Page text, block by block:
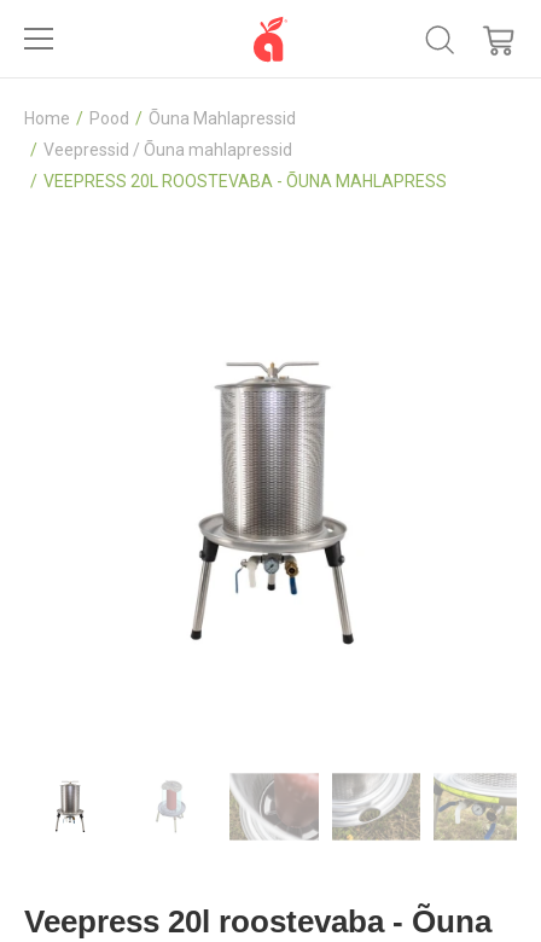
Home Pood
Õuna Mahlapressid
Veepressid / Õuna mahlapressid
VEEPRESS 20L ROOSTEVABA - ÕUNA MAHLAPRESS
Veepress 20l roostevaba - Õuna